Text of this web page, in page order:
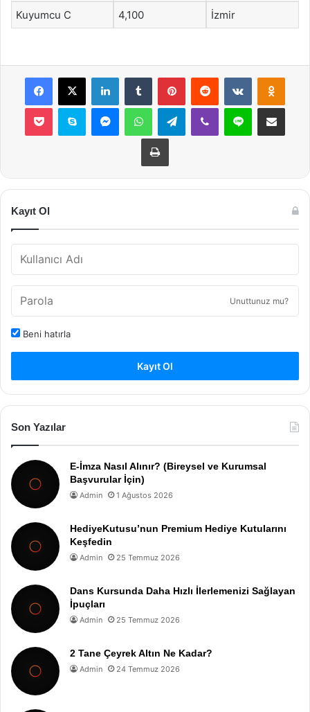
Kuyumcu C 4,100 İzmir
Facebook
X LinkedInTumblr PinterestReddit VKontakte
Pocket Skype MessengerWhatsAppTelegramViber Line E-Posta ile
Yazdır
Kayıt Ol
Unuttunuz mu?
Beni hatırla
Kayıt Ol
Son Yazılar
E-İmza Nasıl Alınır? (Bireysel ve Kurumsal
Başvurular İçin)
Admin 1 Ağustos 2026
HediyeKutusu’nun Premium Hediye Kutularını
Keşfedin
Admin 25 Temmuz 2026
Dans Kursunda Daha Hızlı İlerlemenizi Sağlayan
İpuçları
Admin 25 Temmuz 2026
2 Tane Çeyrek Altın Ne Kadar?
Admin 24 Temmuz 2026